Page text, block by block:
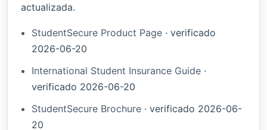
actualizada.
StudentSecure Product Page · verificado
2026-06-20
International Student Insurance Guide ·
verificado 2026-06-20
StudentSecure Brochure · verificado 2026-06-
20